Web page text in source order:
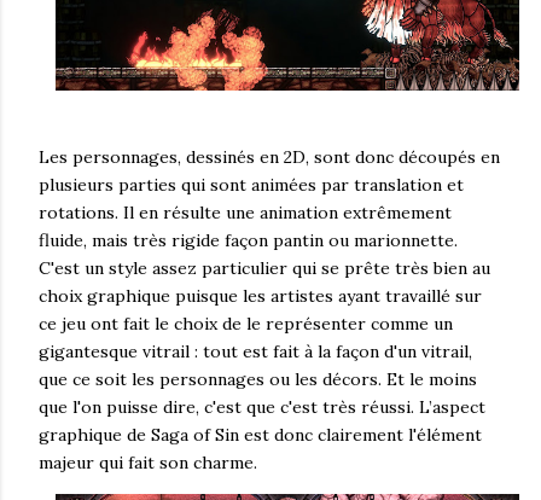
Les personnages, dessinés en 2D, sont donc découpés en
plusieurs parties qui sont animées par translation et
rotations. Il en résulte une animation extrêmement
fluide, mais très rigide façon pantin ou marionnette.
C'est un style assez particulier qui se prête très bien au
choix graphique puisque les artistes ayant travaillé sur
ce jeu ont fait le choix de le représenter comme un
gigantesque vitrail : tout est fait à la façon d'un vitrail,
que ce soit les personnages ou les décors. Et le moins
que l'on puisse dire, c'est que c'est très réussi. L’aspect
graphique de Saga of Sin est donc clairement l'élément
majeur qui fait son charme.